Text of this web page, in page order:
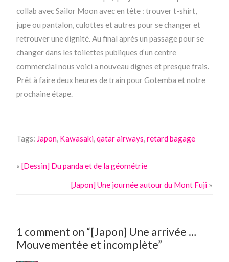
collab avec Sailor Moon avec en tête : trouver t-shirt,
jupe ou pantalon, culottes et autres pour se changer et
retrouver une dignité. Au final après un passage pour se
changer dans les toilettes publiques d’un centre
commercial nous voici a nouveau dignes et presque frais.
Prêt à faire deux heures de train pour Gotemba et notre
prochaine étape.
Tags: Japon, Kawasaki,qatar airways,retard bagage
«[Dessin] Du panda et de la géométrie
[Japon] Une journée autour du Mont Fuji»
1 comment on “[Japon] Une arrivée …
Mouvementée et incomplète”